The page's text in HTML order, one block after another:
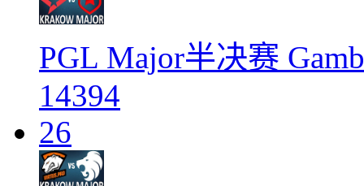
PGL Major半决赛
14394
26